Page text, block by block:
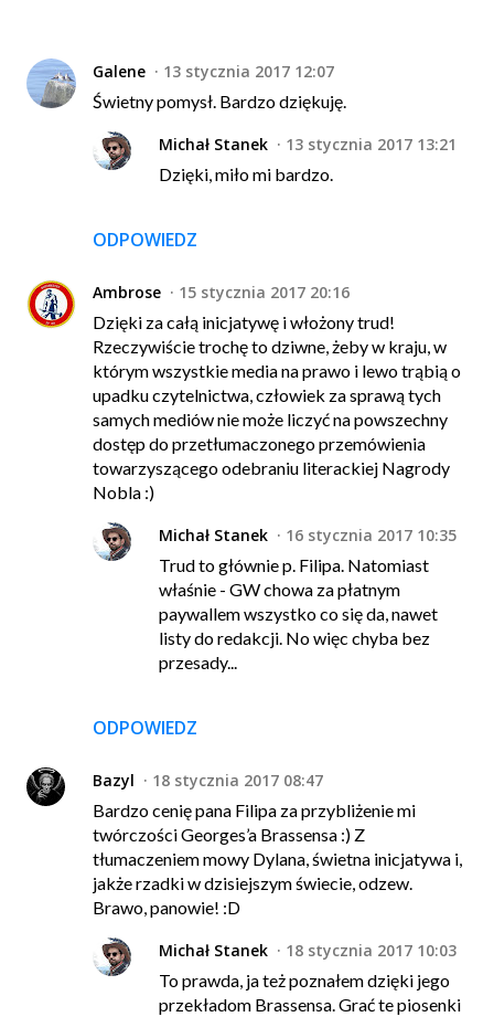
Galene
13 stycznia 2017 12:07
Świetny pomysł. Bardzo dziękuję.
ODPOWIEDZ
Michał Stanek
13 stycznia 2017 13:21
Dzięki, miło mi bardzo.
Ambrose
15 stycznia 2017 20:16
Dzięki za całą inicjatywę i włożony trud!
Rzeczywiście trochę to dziwne, żeby w kraju, w
którym wszystkie media na prawo i lewo trąbią o
upadku czytelnictwa, człowiek za sprawą tych
samych mediów nie może liczyć na powszechny
dostęp do przetłumaczonego przemówienia
towarzyszącego odebraniu literackiej Nagrody
Nobla :)
ODPOWIEDZ
Michał Stanek
16 stycznia 2017 10:35
Trud to głównie p. Filipa. Natomiast
właśnie - GW chowa za płatnym
paywallem wszystko co się da, nawet
listy do redakcji. No więc chyba bez
przesady...
Bazyl
18 stycznia 2017 08:47
Bardzo cenię pana Filipa za przybliżenie mi
twórczości Georges’a Brassensa :) Z
tłumaczeniem mowy Dylana, świetna inicjatywa i,
jakże rzadki w dzisiejszym świecie, odzew.
Brawo, panowie! :D
Michał Stanek
18 stycznia 2017 10:03
To prawda, ja też poznałem dzięki jego
przekładom Brassensa. Grać te piosenki